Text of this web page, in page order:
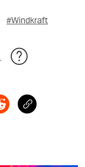
#Windkraft